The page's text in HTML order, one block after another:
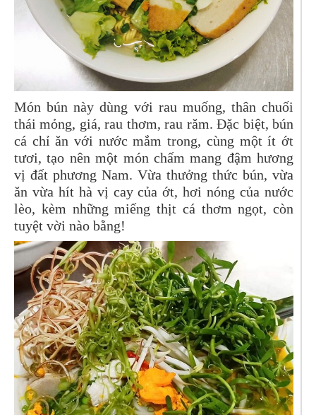
Món bún này dùng với rau muống, thân chuối
thái mỏng, giá, rau thơm, rau răm. Đặc biệt, bún
cá chỉ ăn với nước mắm trong, cùng một ít ớt
tươi, tạo nên một món chấm mang đậm hương
vị đất phương Nam. Vừa thưởng thức bún, vừa
ăn vừa hít hà vị cay của ớt, hơi nóng của nước
lèo, kèm những miếng thịt cá thơm ngọt, còn
tuyệt vời nào bằng!